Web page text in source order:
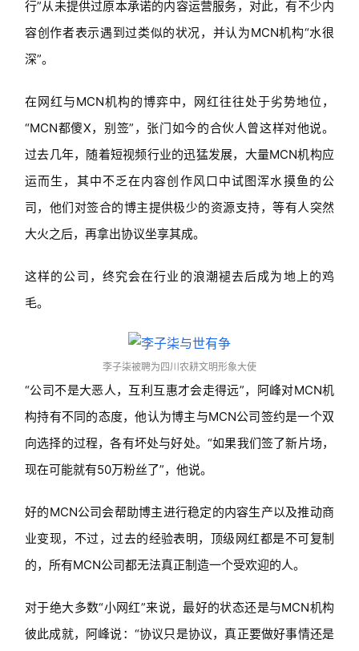
行”从未提供过原本承诺的内容运营服务，对此，有不少内
容创作者表示遇到过类似的状况，并认为MCN机构“水很
深”。
在网红与MCN机构的博弈中，网红往往处于劣势地位，
“MCN都傻X，别签”，张门如今的合伙人曾这样对他说。
过去几年，随着短视频行业的迅猛发展，大量MCN机构应
运而生，其中不乏在内容创作风口中试图浑水摸鱼的公
司，他们对签合的博主提供极少的资源支持，等有人突然
大火之后，再拿出协议坐享其成。
这样的公司，终究会在行业的浪潮褪去后成为地上的鸡
毛。
李子柒被聘为四川农耕文明形象大使
“公司不是大恶人，互利互惠才会走得远”，阿峰对MCN机
构持有不同的态度，他认为博主与MCN公司签约是一个双
向选择的过程，各有坏处与好处。“如果我们签了新片场，
现在可能就有50万粉丝了”，他说。
好的MCN公司会帮助博主进行稳定的内容生产以及推动商
业变现，不过，过去的经验表明，顶级网红都是不可复制
的，所有MCN公司都无法真正制造一个受欢迎的人。
对于绝大多数“小网红”来说，最好的状态还是与MCN机构
彼此成就，阿峰说：“协议只是协议，真正要做好事情还是